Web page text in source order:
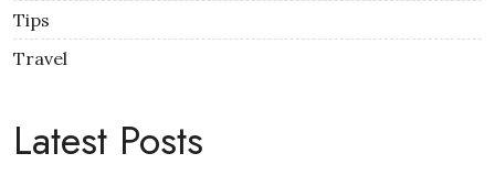
Tips
Travel
Latest Posts